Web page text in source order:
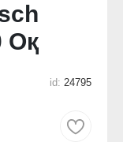
Оқ
id: 24795